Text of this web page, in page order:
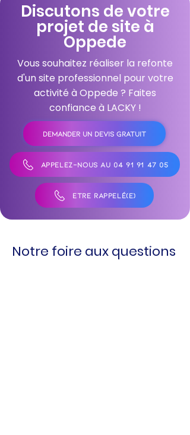
Discutons de votre
projet de site à
Oppede
Vous souhaitez réaliser la refonte
d'un site professionnel pour votre
activité à Oppede ? Faites
confiance à LACKY !
DEMANDER UN DEVIS GRATUIT
APPELEZ-NOUS AU 04 91 91 47 05
ÊTRE RAPPELÉ(E)
Notre foire aux questions